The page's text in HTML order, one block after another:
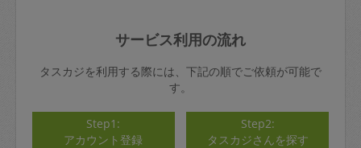
サービス利用の流れ
タスカジを利用する際には、下記の順でご依頼が可能で
す。
Step1:
アカウント登録
Step2:
タスカジさんを探す